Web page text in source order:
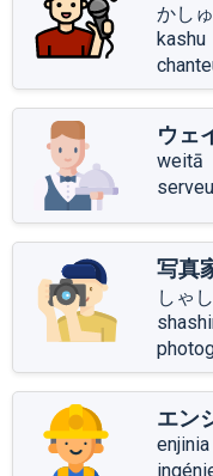
かしゅ
kashu
ウェ
weitā
写真
しゃ
エン
enjinia